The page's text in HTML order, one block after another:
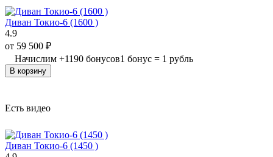
Диван Токио-6 (1600 )
4.9
от 59 500 ₽
Начислим +1190 бонусов1 бонус = 1 рубль
В корзину
Есть видео
Диван Токио-6 (1450 )